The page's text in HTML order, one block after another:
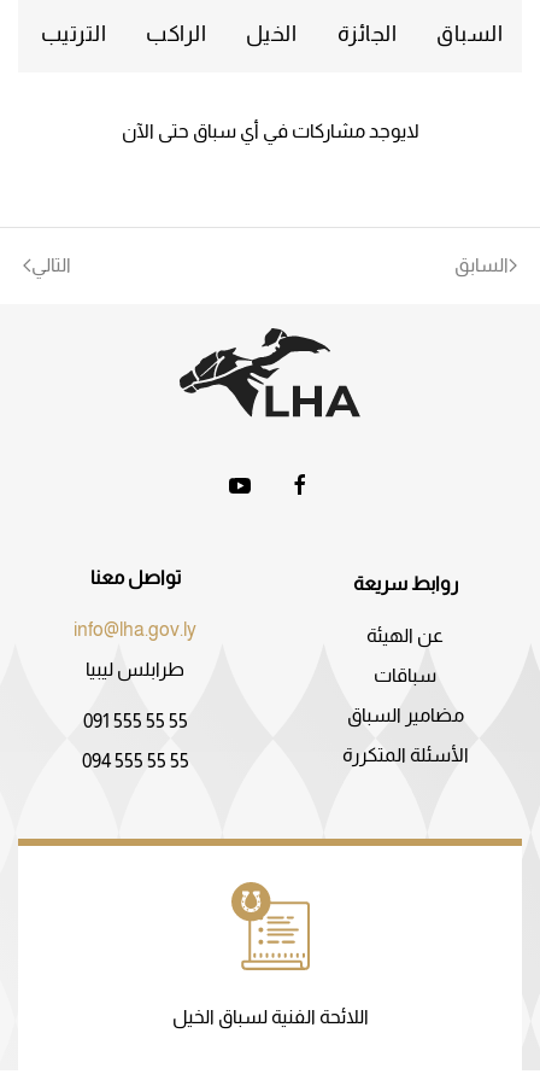
السباق الجائزة الخيل الراكب الترتيب
لايوجد مشاركات في أي سباق حتى الآن
السابق التالي
روابط سريعة
عن الهيئة
سباقات
مضامير السباق
الأسئلة المتكررة
تواصل معنا
info@lha.gov.ly
طرابلس ليبيا
091 555 55 55
094 555 55 55
اللائحة الفنية لسباق الخيل